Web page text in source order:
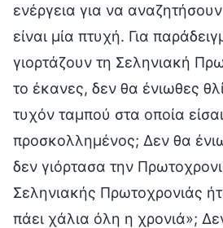
ενέργεια για να
είναι μία πτυχή. Για
γιορτάζουν τη Σεληνιακή
το έκανες, δεν θα ένιωθες
τυχόν ταμπού στα οποία είσαι
προσκολλημένος; Δεν θα
δεν γιόρτασα την
Σεληνιακής Πρωτοχρονιάς
πάει χάλια όλη η χρονιά»;